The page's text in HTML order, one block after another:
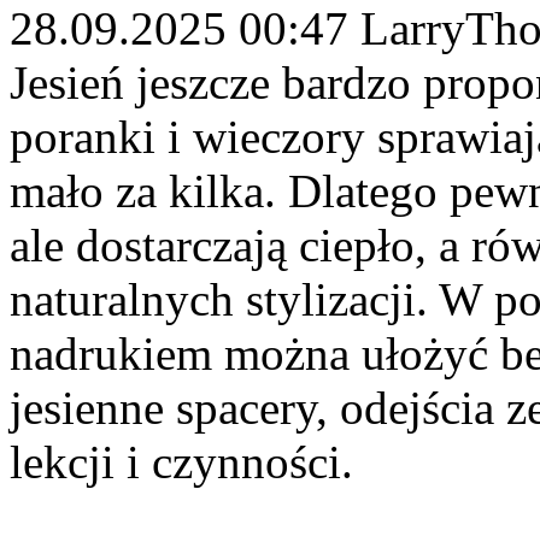
28.09.2025 00:47
Jesień jeszcze bardzo
poranki i wieczory
mało za kilka. Dlatego
ale dostarczają ciepło, a
naturalnych stylizacji. W
nadrukiem można ułożyć
jesienne spacery, odejścia
lekcji i czynności.